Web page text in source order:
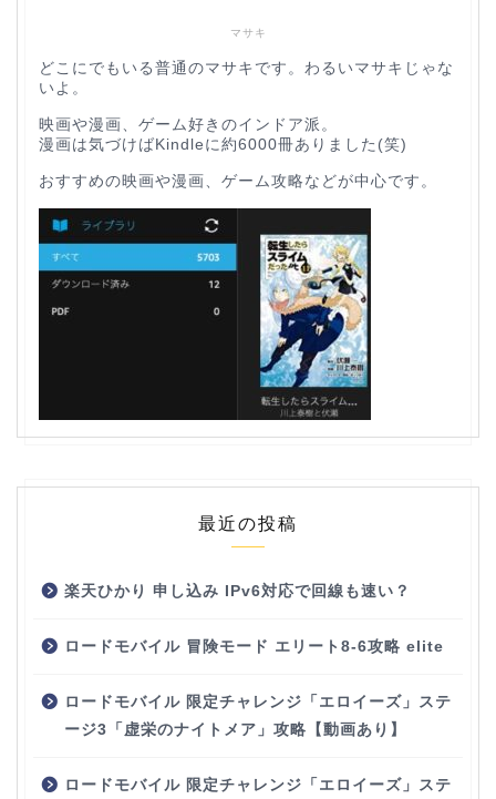
マサキ
どこにでもいる普通のマサキです。わるいマサキじゃな
いよ。
映画や漫画、ゲーム好きのインドア派。
漫画は気づけばKindleに約6000冊ありました(笑)
おすすめの映画や漫画、ゲーム攻略などが中心です。
最近の投稿
楽天ひかり 申し込み IPv6対応で回線も速い？
ロードモバイル 冒険モード エリート8-6攻略 elite
ロードモバイル 限定チャレンジ「エロイーズ」ステ
ージ3「虚栄のナイトメア」攻略【動画あり】
ロードモバイル 限定チャレンジ「エロイーズ」ステ